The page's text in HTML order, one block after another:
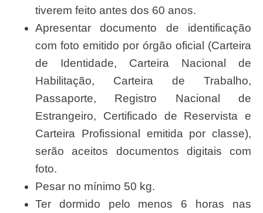
tiverem feito antes dos 60 anos.
Apresentar documento de identificação
com foto emitido por órgão oficial (Carteira
de Identidade, Carteira Nacional de
Habilitação, Carteira de Trabalho,
Passaporte, Registro Nacional de
Estrangeiro, Certificado de Reservista e
Carteira Profissional emitida por classe),
serão aceitos documentos digitais com
foto.
Pesar no mínimo 50 kg.
Ter dormido pelo menos 6 horas nas